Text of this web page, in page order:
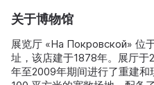
关于博物馆
展览厅 «На Покровской» 位
址，该店建于1878年。展厅
年至2009年期间进行了重建